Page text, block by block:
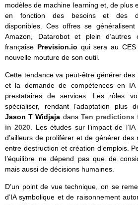
modèles de machine learning et, de plus
en fonction des besoins et des
disponibles. Ces offres se généralisent
Amazon, Datarobot et plein
française Prevision.io qui sera au
nouvelle mouture de son outil.
Cette tendance va peut-être générer des
et la demande de compétences en
prestataires de services. Les rôles
spécialiser, rendant l’adaptation plus
Jason T Widjaja dans Ten predictions
in 2020 . Les études sur l’impact de
d’ailleurs de proliférer et de générer des
entre destruction et création d’emplois.
l’équilibre ne dépend pas que de
mais aussi de décisions humaines.
D’un point de vue technique, on se
d’IA symbolique et de raisonnement